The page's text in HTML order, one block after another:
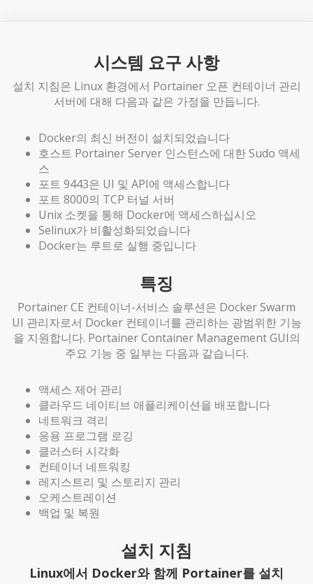
시스템 요구 사항
설치 지침은 Linux 환경에서 Portainer 오픈 컨테이너 관리
서버에 대해 다음과 같은 가정을 만듭니다.
Docker의 최신 버전이 설치되었습니다
호스트 Portainer Server 인스턴스에 대한 Sudo 액세
스
포트 9443은 UI 및 API에 액세스합니다
포트 8000의 TCP 터널 서버
Unix 소켓을 통해 Docker에 액세스하십시오
Selinux가 비활성화되었습니다
Docker는 루트로 실행 중입니다
특징
Portainer CE 컨테이너-서비스 솔루션은 Docker Swarm
UI 관리자로서 Docker 컨테이너를 관리하는 광범위한 기능
을 지원합니다. Portainer Container Management GUI의
주요 기능 중 일부는 다음과 같습니다.
액세스 제어 관리
클라우드 네이티브 애플리케이션을 배포합니다
네트워크 격리
응용 프로그램 로깅
클러스터 시각화
컨테이너 네트워킹
레지스트리 및 스토리지 관리
오케스트레이션
백업 및 복원
설치 지침
Linux에서 Docker와 함께 Portainer를 설치